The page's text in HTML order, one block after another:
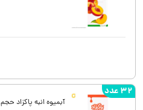
آبمیوه انبه پاکزاد حجم 200 میلی لیتری
32 عدد